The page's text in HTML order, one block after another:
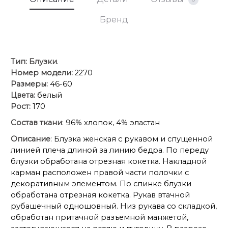
Бренд
Тип: Блузки.
Номер модели: 2270
Размеры: 46-60
Цвета: белый
Рост: 170
Состав ткани: 96% хлопок, 4% эластан
Описание: Блузка женская с рукавом и спущенной
линией плеча длиной за линию бедра. По переду
блузки обработана отрезная кокетка. Накладной
карман расположен правой части полочки с
декоративным элементом. По спинке блузки
обработана отрезная кокетка. Рукав втачной
рубашечный одношовный. Низ рукава со складкой,
обработан притачной разъемной манжетой,